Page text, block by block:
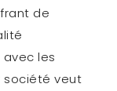
de
les
société veut